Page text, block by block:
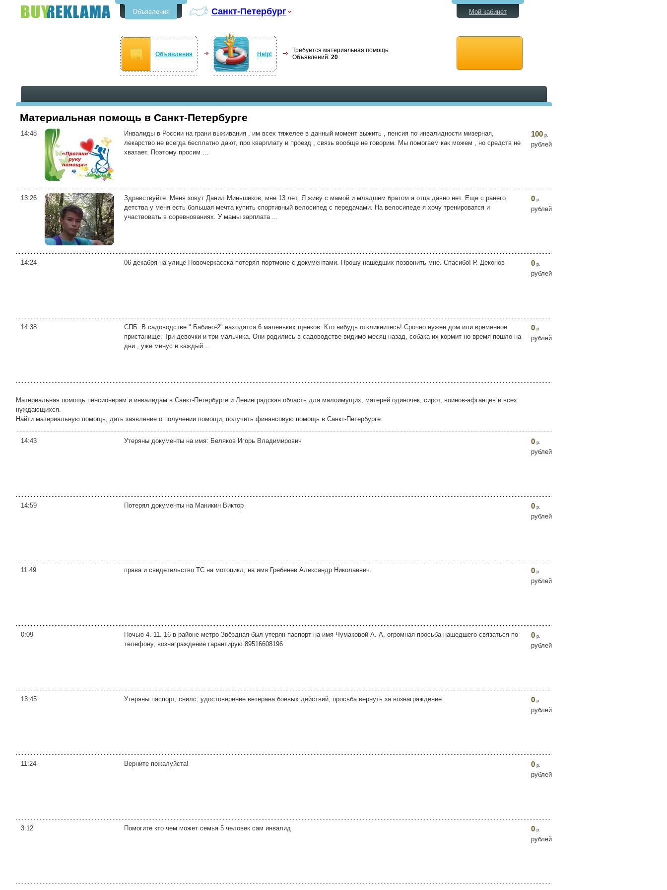
Объявления Санкт-Петербург
Объявления Help!
Требуется материальная помощь.
Объявлений: 20
Мой кабинет
Материальная помощь в Санкт-Петербурге
14:48
Инвалиды в России на грани выживания , им всех тяжелее в данный момент выжить , пенсия по инвалидности мизерная,
лекарство не всегда бесплатно дают, про кварплату и проезд , связь вообще не говорим. Мы помогаем как можем , но средств не
хватает. Поэтому просим ...
100 р.
рублей
13:26
Здравствуйте. Меня зовут Данил Миньшиков, мне 13 лет. Я живу с мамой и младшим братом а отца давно нет. Еще с ранего
детства у меня есть большая мечта купить спортивный велосипед с передачами. На велосипеде я хочу тренироватся и
участвовать в соревнованиях. У мамы зарплата ...
0 р.
рублей
14:24 06 декабря на улице Новочеркасска потерял портмоне с документами. Прошу нашедших позвонить мне. Спасибо! Р. Деконов 0 р.
рублей
14:38
СПБ. В садоводстве " Бабино-2" находятся 6 маленьких щенков. Кто нибудь откликнитесь! Срочно нужен дом или временное
пристанище. Три девочки и три мальчика. Они родились в садоводстве видимо месяц назад, собака их кормит но время пошло на
дни , уже минус и каждый ...
0 р.
рублей
Материальная помощь пенсионерам и инвалидам в Санкт-Петербурге и Ленинградская область для малоимущих, матерей одиночек, сирот, воинов-афганцев и всех
нуждающихся.
Найти материальную помощь, дать заявление о получении помощи, получить финансовую помощь в Санкт-Петербурге.
14:43 Утеряны документы на имя: Беляков Игорь Владимирович 0 р.
рублей
14:59 Потерял документы на Маникин Виктор 0 р.
рублей
11:49 права и свидетельство ТС на мотоцикл, на имя Гребенев Александр Николаевич. 0 р.
рублей
0:09
Ночью 4. 11. 16 в районе метро Звёздная был утерян паспорт на имя Чумаковой А. А, огромная просьба нашедшего связаться по
телефону, вознаграждение гарантирую 89516608196
0 р.
рублей
13:45 Утеряны паспорт, снилс, удостоверение ветерана боевых действий, просьба вернуть за вознаграждение 0 р.
рублей
11:24 Верните пожалуйста! 0 р.
рублей
3:12 Помогите кто чем может семья 5 человек сам инвалид 0 р.
рублей